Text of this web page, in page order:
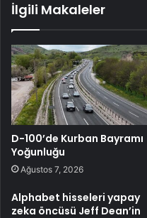
İlgili Makaleler
D-100’de Kurban Bayramı
Yoğunluğu
Ağustos 7, 2026
Alphabet hisseleri yapay
zeka öncüsü Jeff Dean’in